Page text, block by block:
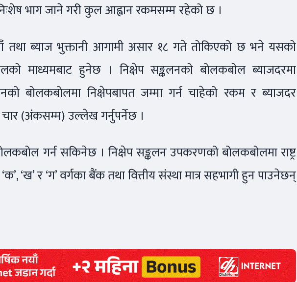
भाग जाने गरी कुल आह्वान रकमसम्म रहेको छ ।
तथा ब्याज भुक्तानी आगामी असार १८ गते तोकिएको छ भने यसको
माध्यमबाट हुनेछ । निक्षेप सङ्कलनको बोलकबोल ब्याजदरमा
बोलकबोलमा निक्षेपबापत जम्मा गर्न चाहेको रकम र ब्याजदर
(अंकसम्म) उल्लेख गर्नुपर्नेछ ।
गर्न सकिनेछ । निक्षेप सङ्कलन उपकरणको बोलकबोलमा राष्ट्र
‘ख’ र ‘ग’ वर्गका बैंक तथा वित्तीय संस्था मात्र सहभागी हुन पाउनेछन्